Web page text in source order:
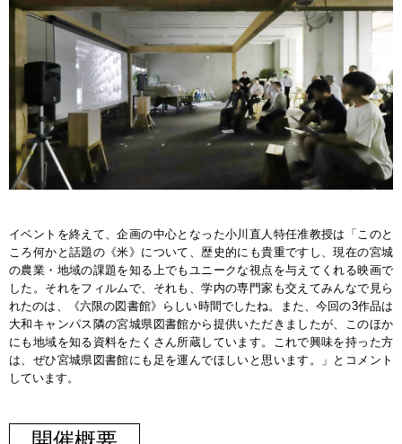
イベントを終えて、企画の中心となった小川直人特任准教授は「このと
ころ何かと話題の《米》について、歴史的にも貴重ですし、現在の宮城
の農業・地域の課題を知る上でもユニークな視点を与えてくれる映画で
した。それをフィルムで、それも、学内の専門家も交えてみんなで見ら
れたのは、《六限の図書館》らしい時間でしたね。また、今回の3作品は
大和キャンパス隣の宮城県図書館から提供いただきましたが、このほか
にも地域を知る資料をたくさん所蔵しています。これで興味を持った方
は、ぜひ宮城県図書館にも足を運んでほしいと思います。」とコメント
しています。